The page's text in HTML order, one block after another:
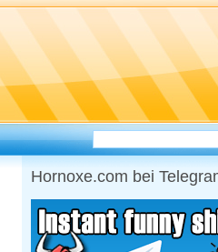
Hornoxe.com bei